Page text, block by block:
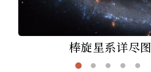
棒旋星系详尽图